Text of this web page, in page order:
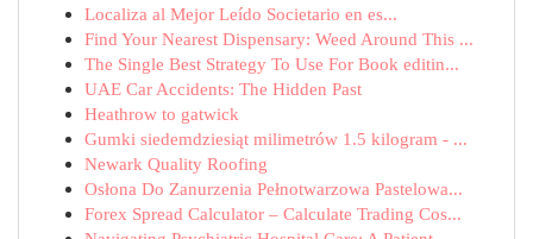
Localiza al Mejor Leído Societario en es...
Find Your Nearest Dispensary: Weed Around This ...
The Single Best Strategy To Use For Book editin...
UAE Car Accidents: The Hidden Past
Heathrow to gatwick
Gumki siedemdziesiąt milimetrów 1.5 kilogram - ...
Newark Quality Roofing
Osłona Do Zanurzenia Pełnotwarzowa Pastelowa...
Forex Spread Calculator – Calculate Trading Cos...